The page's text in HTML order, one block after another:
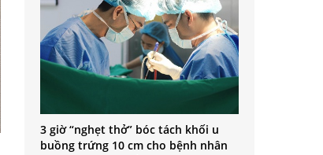
3 giờ “nghẹt thở” bóc tách khối u
buồng trứng 10 cm cho bệnh nhân